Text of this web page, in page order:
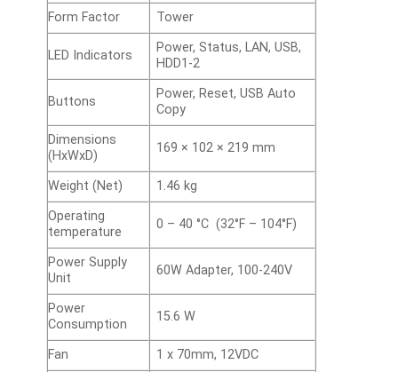
Form Factor Tower
LED Indicators
Power, Status, LAN, USB,
HDD1-2
Buttons
Power, Reset, USB Auto
Copy
Dimensions
(HxWxD)
169 × 102 × 219 mm
Weight (Net)
1.46 kg
Operating
temperature
0 – 40 °C (32°F – 104°F)
Power Supply
Unit
60W Adapter, 100-240V
Power
Consumption
15.6 W
Fan
1 x 70mm, 12VDC